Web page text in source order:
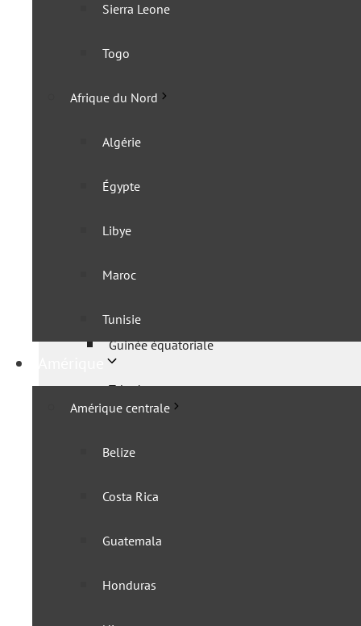
Sierra Leone
Togo
Afrique du Nord
Algérie
Égypte
Libye
Maroc
Tunisie
Amérique centrale
Belize
Costa Rica
Guatemala
Honduras
Guinée équatoriale
Tchad